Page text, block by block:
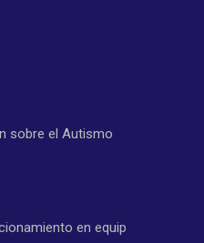
sobre el Autismo
en equip